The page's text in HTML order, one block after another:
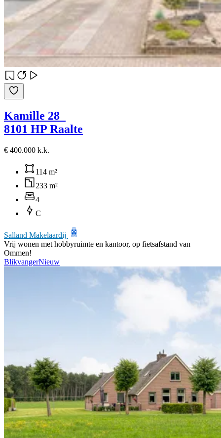
Kamille 28
8101 HP Raalte
€ 400.000 k.k.
114 m²
233 m²
4
C
Salland Makelaardij
Vrij wonen met hobbyruimte en kantoor, op fietsafstand van
Ommen!
BlikvangerNieuw